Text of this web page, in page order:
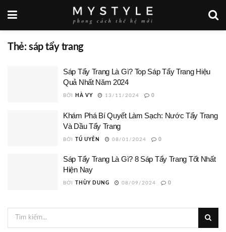
Thẻ: sáp tẩy trang
Sáp Tẩy Trang Là Gì? Top Sáp Tẩy Trang Hiệu
Quả Nhất Năm 2024
BỞI HÀ VY 13/11/2024 0
Khám Phá Bí Quyết Làm Sạch: Nước Tẩy Trang
Và Dầu Tẩy Trang
BỞI TÚ UYÊN 08/01/2024 0
Sáp Tẩy Trang Là Gì? 8 Sáp Tẩy Trang Tốt Nhất
Hiện Nay
BỞI THÙY DUNG 08/09/2024 0